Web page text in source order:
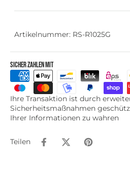
Artikelnummer: RS-R1025G
Sicher zahlen mit
Ihre Transaktion ist durch
Sicherheitsmaßnahmen
Ihrer Informationen zu wahren
Teilen